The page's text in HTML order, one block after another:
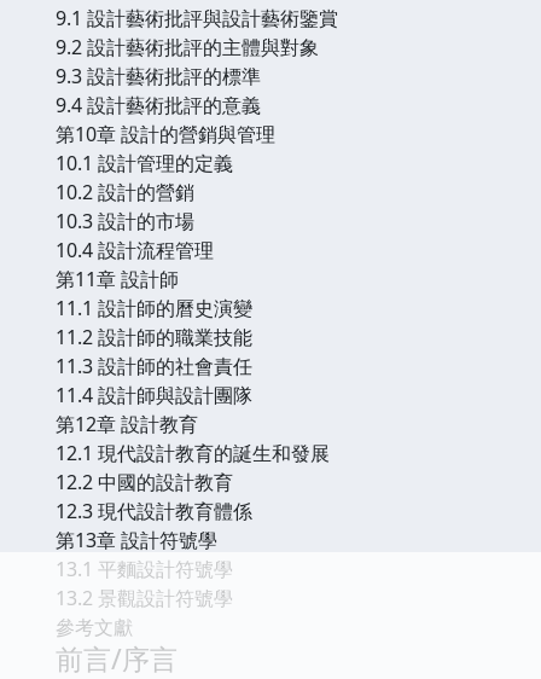
9.1 設計藝術批評與設計藝術鑒賞
9.2 設計藝術批評的主體與對象
9.3 設計藝術批評的標準
9.4 設計藝術批評的意義
第10章 設計的營銷與管理
10.1 設計管理的定義
10.2 設計的營銷
10.3 設計的市場
10.4 設計流程管理
第11章 設計師
11.1 設計師的曆史演變
11.2 設計師的職業技能
11.3 設計師的社會責任
11.4 設計師與設計團隊
第12章 設計教育
12.1 現代設計教育的誕生和發展
12.2 中國的設計教育
12.3 現代設計教育體係
第13章 設計符號學
13.1 平麵設計符號學
13.2 景觀設計符號學
參考文獻
前言/序言